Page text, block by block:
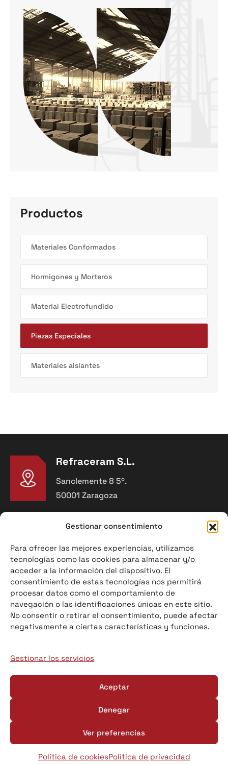
Gestionar consentimiento
Para ofrecer las mejores experiencias, utilizamos
tecnologías como las cookies para almacenar y/o
acceder a la información del dispositivo. El
consentimiento de estas tecnologías nos permitirá
procesar datos como el comportamiento de
navegación o las identificaciones únicas en este sitio.
No consentir o retirar el consentimiento, puede afectar
negativamente a ciertas características y funciones.
Gestionar los servicios
Aceptar
Denegar
Ver preferencias
Política de cookiesPolítica de privacidad
Productos
Materiales Conformados
Hormigones y Morteros
Material Electrofundido
Piezas Especiales
Materiales aislantes
Refraceram S.L.
Sanclemente 8 5º.
50001 Zaragoza
Teléfono
976 91 90 30
E-mail
info@refraceram.com
Política de privacidad
Refraceram S.L. Desarrollado por
Digital MCClic.